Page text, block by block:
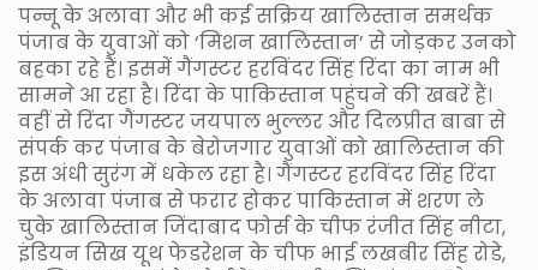
पन्नू के अलावा और भी कई सक्रिय खालिस्तान समर्थक
पंजाब के युवाओं को ‘मिशन खालिस्तान’ से जोड़कर उनको
बहका रहे हैं। इसमें गैंगस्टर हरविंदर सिंह रिंदा का नाम भी
सामने आ रहा है। रिंदा के पाकिस्तान पहुंचने की खबरें हैं।
वहीं से रिंदा गैंगस्टर जयपाल भुल्लर और दिलप्रीत बाबा से
संपर्क कर पंजाब के बेरोजगार युवाओं को खालिस्तान की
इस अंधी सुरंग में धकेल रहा है। गैंगस्टर हरविंदर सिंह रिंदा
के अलावा पंजाब से फरार होकर पाकिस्तान में शरण ले
चुके खालिस्तान जिंदाबाद फोर्स के चीफ रंजीत सिंह नीटा,
इंडियन सिख यूथ फेडरेशन के चीफ भाई लखबीर सिंह रोडे,